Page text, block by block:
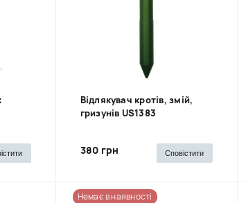
Відлякувач кротів, змій,
гризунів US1383
380 грн Сповістити
Немає в наявності